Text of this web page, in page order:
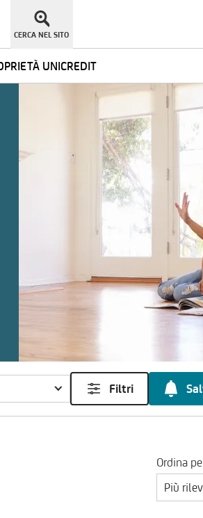
UNICREDIT
CERCA NEL SITO
Filtri
Ordina
Più